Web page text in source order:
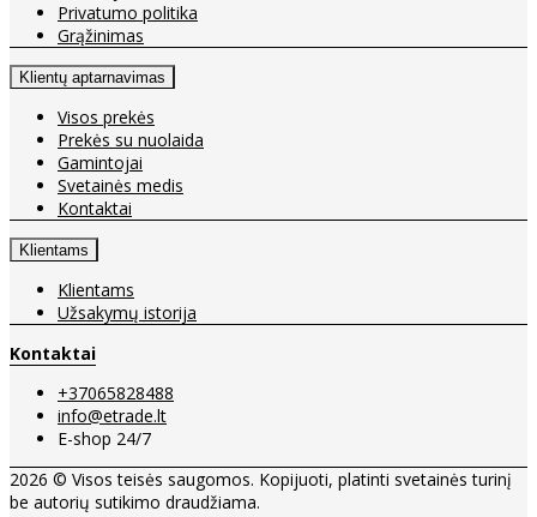
Privatumo politika
Grąžinimas
Klientų aptarnavimas
Visos prekės
Prekės su nuolaida
Gamintojai
Svetainės medis
Kontaktai
Klientams
Klientams
Užsakymų istorija
Kontaktai
+37065828488
info@etrade.lt
E-shop 24/7
2026 © Visos teisės saugomos. Kopijuoti, platinti svetainės turinį
be autorių sutikimo draudžiama.